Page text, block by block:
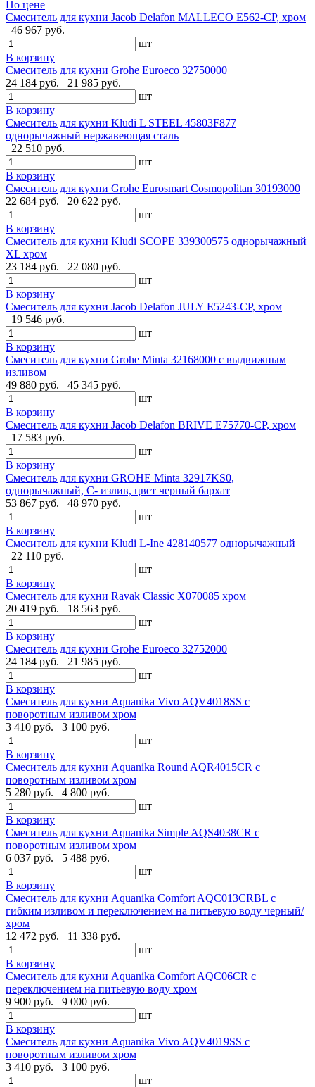
По цене
Смеситель для кухни Jacob Delafon MALLECO E562-CP, хром
46 967 руб.
шт
В корзину
Смеситель для кухни Grohe Euroeco 32750000
24 184 руб.
21 985 руб.
шт
В корзину
Смеситель для кухни Kludi L STEEL 45803F877
однорычажный нержавеющая сталь
22 510 руб.
шт
В корзину
Смеситель для кухни Grohe Eurosmart Cosmopolitan 30193000
22 684 руб.
20 622 руб.
шт
В корзину
Смеситель для кухни Kludi SCOPE 339300575 однорычажный
XL хром
23 184 руб.
22 080 руб.
шт
В корзину
Смеситель для кухни Jacob Delafon JULY E5243-CP, хром
19 546 руб.
шт
В корзину
Смеситель для кухни Grohe Minta 32168000 с выдвижным
изливом
49 880 руб.
45 345 руб.
шт
В корзину
Смеситель для кухни Jacob Delafon BRIVE E75770-CP, хром
17 583 руб.
шт
В корзину
Смеситель для кухни GROHE Minta 32917KS0,
однорычажный, C- излив, цвет черный бархат
53 867 руб.
48 970 руб.
шт
В корзину
Смеситель для кухни Kludi L-Ine 428140577 однорычажный
22 110 руб.
шт
В корзину
Смеситель для кухни Ravak Classic X070085 хром
20 419 руб.
18 563 руб.
шт
В корзину
Смеситель для кухни Grohe Euroeco 32752000
24 184 руб.
21 985 руб.
шт
В корзину
Смеситель для кухни Aquanika Vivo AQV4018SS с
поворотным изливом хром
3 410 руб.
3 100 руб.
шт
В корзину
Смеситель для кухни Aquanika Round AQR4015CR с
поворотным изливом хром
5 280 руб.
4 800 руб.
шт
В корзину
Смеситель для кухни Aquanika Simple AQS4038CR с
поворотным изливом хром
6 037 руб.
5 488 руб.
шт
В корзину
Смеситель для кухни Aquanika Comfort AQC013CRBL с
гибким изливом и переключением на питьевую воду черный/
хром
12 472 руб.
11 338 руб.
шт
В корзину
Смеситель для кухни Aquanika Comfort AQC06CR с
переключением на питьевую воду хром
9 900 руб.
9 000 руб.
шт
В корзину
Смеситель для кухни Aquanika Vivo AQV4019SS с
поворотным изливом хром
3 410 руб.
3 100 руб.
шт